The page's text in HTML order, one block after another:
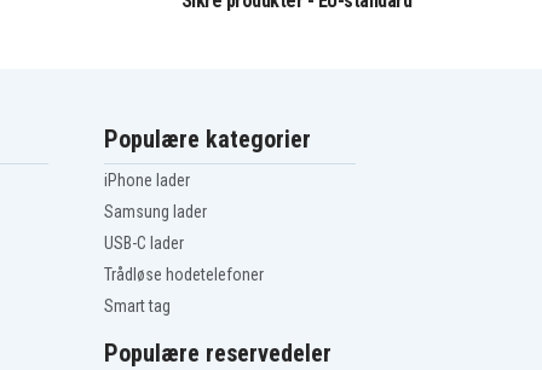
Populære kategorier
iPhone lader
Samsung lader
USB-C lader
Trådløse hodetelefoner
Smart tag
Populære reservedeler